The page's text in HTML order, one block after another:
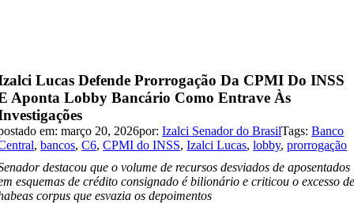
Lucas Defende Prorrogação Da CPMI Do INSS
Aponta Lobby Bancário Como Entrave Às
em: março 20, 2026por:Izalci Senador do BrasilTags:Banco
,bancos,C6,CPMI do INSS,Izalci Lucas,lobby,prorrogação
destacou que o volume de recursos desviados de aposentados
esquemas de crédito consignado é bilionário e criticou o excesso
corpus que esvazia os depoimentos